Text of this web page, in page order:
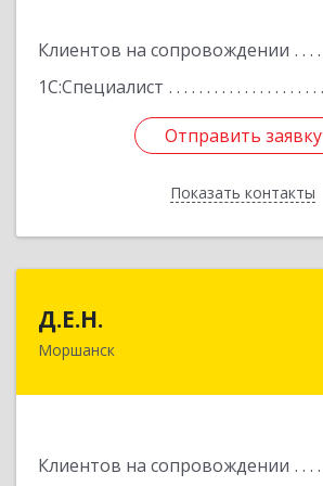
Клиентов на сопровождении
1С:Специалист
Отправить заявку
Показать контакты
Отправить заявку
Назад
Д.Е.Н.
Моршанск
Клиентов на сопровождении